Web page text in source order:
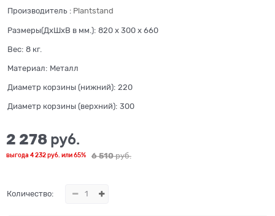
Производитель : Plantstand
Размеры(ДхШхВ в мм.): 820 x 300 x 660
Вес: 8 кг.
Материал: Металл
Диаметр корзины (нижний): 220
Диаметр корзины (верхний): 300
6 510 руб.
2 278 руб.
выгода 4 232 руб. или65%
Количество: